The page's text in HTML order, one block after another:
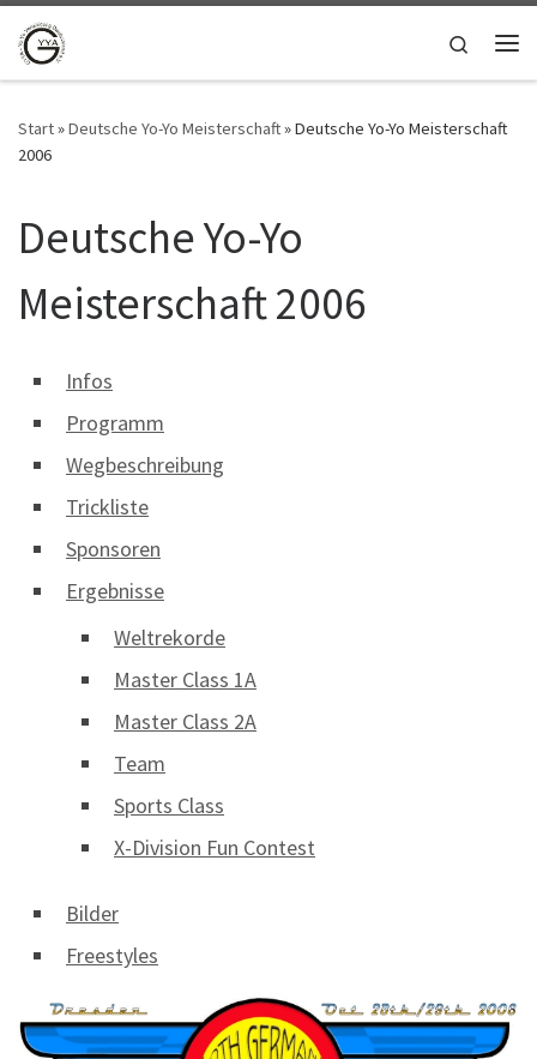
Zum Inhalt springen
Search
Start»Deutsche Yo-Yo Meisterschaft»Deutsche Yo-Yo Meisterschaft
2006
Deutsche Yo-Yo
Meisterschaft 2006
Infos
Programm
Wegbeschreibung
Trickliste
Sponsoren
Ergebnisse
Weltrekorde
Master Class 1A
Master Class 2A
Team
Sports Class
X-Division Fun Contest
Bilder
Freestyles